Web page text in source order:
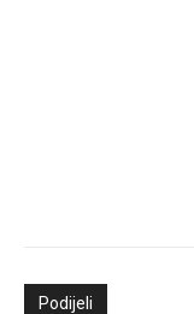
Podijeli